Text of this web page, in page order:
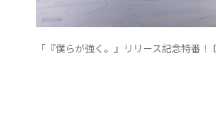
「『僕らが強く。』リリース記念特番！